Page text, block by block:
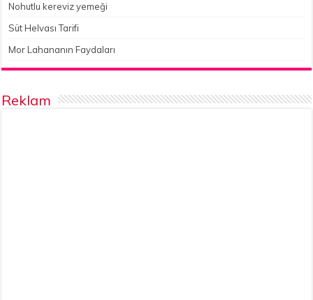
Nohutlu kereviz yemeği
Süt Helvası Tarifi
Mor Lahananın Faydaları
Reklam